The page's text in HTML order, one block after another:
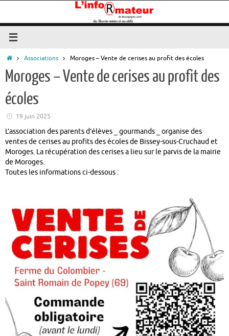
contenu
Accueil
Associations Moroges – Vente de cerises au profit des écoles
Moroges – Vente de cerises au profit des
écoles
19 juin 2025
L’association des parents d’élèves _ gourmands _ organise des
ventes de cerises au profits des écoles de Bissey-sous-Cruchaud et
Moroges. La récupération des cerises a lieu sur le parvis de la mairie
de Moroges.
Toutes les informations ci-dessous :